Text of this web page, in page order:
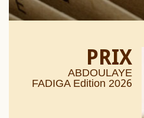
PRIX
ABDOULAYE
FADIGA Edition 2026